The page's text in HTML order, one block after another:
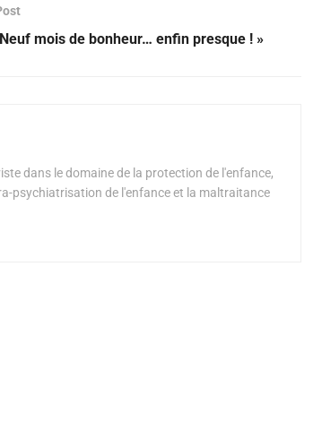
mois de bonheur… enfin presque ! »
dans le domaine de la protection de l'enfance,
psychiatrisation de l'enfance et la maltraitance